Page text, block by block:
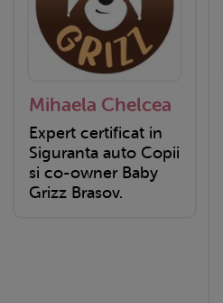
Mihaela Chelcea
Expert certificat in
Siguranta auto Copii
si co-owner Baby
Grizz Brasov.